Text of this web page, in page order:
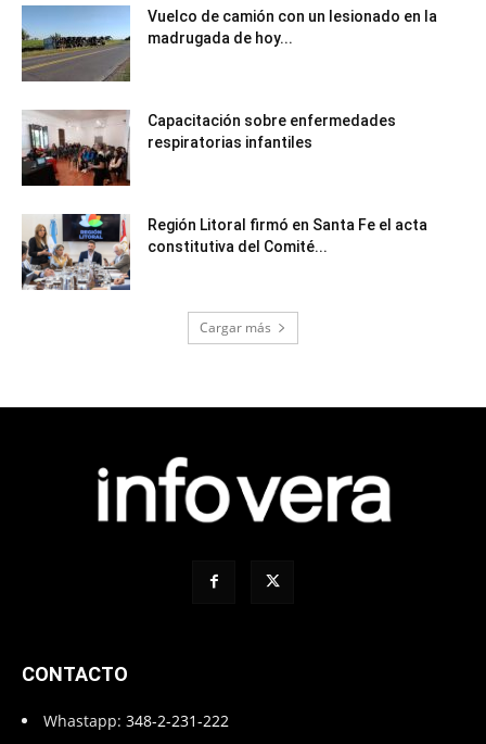
Vuelco de camión con un lesionado en la
madrugada de hoy...
Capacitación sobre enfermedades
respiratorias infantiles
Región Litoral firmó en Santa Fe el acta
constitutiva del Comité...
Cargar más
CONTACTO
Whastapp: 348-2-231-222